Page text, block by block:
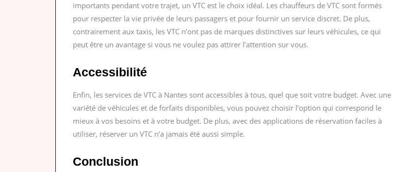
importants pendant votre trajet, un VTC est le choix idéal. Les chauffeurs de VTC sont formés
pour respecter la vie privée de leurs passagers et pour fournir un service discret. De plus,
contrairement aux taxis, les VTC n’ont pas de marques distinctives sur leurs véhicules, ce qui
peut être un avantage si vous ne voulez pas attirer l’attention sur vous.
Accessibilité
Enfin, les services de VTC à Nantes sont accessibles à tous, quel que soit votre budget. Avec une
variété de véhicules et de forfaits disponibles, vous pouvez choisir l’option qui correspond le
mieux à vos besoins et à votre budget. De plus, avec des applications de réservation faciles à
utiliser, réserver un VTC n’a jamais été aussi simple.
Conclusion